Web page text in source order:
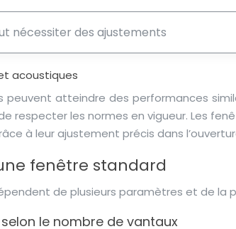
nécessiter des ajustements
acoustiques
peuvent atteindre des performances
respecter les normes en vigueur. Les
à leur ajustement précis dans
fenêtre standard
de plusieurs paramètres et de la
le nombre de vantaux